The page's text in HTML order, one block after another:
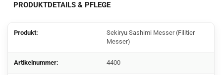
PRODUKTDETAILS & PFLEGE
Produkt:
Sekiryu Sashimi Messer (Filitier
Messer)
Artikelnummer: 4400